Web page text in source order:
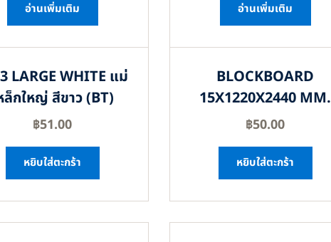
อ่านเพิ่มเติม
LARGE WHITE แม่
ล็กใหญ่ สีขาว (BT)
฿51.00
หยิบใส่ตะกร้า
อ่านเพิ่มเติม
BLOCKBOARD
15X1220X2440 MM.
฿50.00
หยิบใส่ตะกร้า